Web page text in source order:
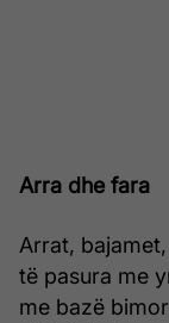
Arra dhe fara
Arrat,
të pasura me
me bazë